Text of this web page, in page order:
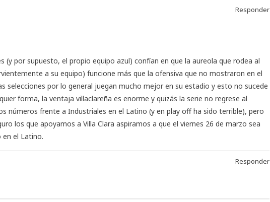
Responder
(y por supuesto, el propio equipo azul) confían en que la aureola que rodea al
a su equipo) funcione más que la ofensiva que no mostraron en el
selecciones por lo general juegan mucho mejor en su estadio y esto no sucede
forma, la ventaja villaclareña es enorme y quizás la serie no regrese al
números frente a Industriales en el Latino (y en play off ha sido terrible), pero
los que apoyamos a Villa Clara aspiramos a que el viernes 26 de marzo sea
en el Latino.
Responder